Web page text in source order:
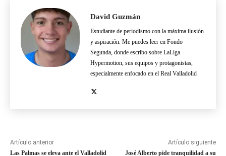
David Guzmán
Estudiante de periodismo con la máxima ilusión
y aspiración. Me puedes leer en Fondo
Segunda, donde escribo sobre LaLiga
Hypermotion, sus equipos y protagonistas,
especialmente enfocado en el Real Valladolid
Artículo anterior
Las Palmas se eleva ante el Valladolid
Artículo siguiente
José Alberto pide tranquilidad a su